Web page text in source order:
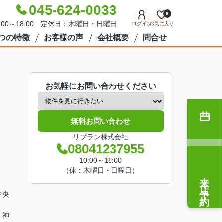
045-624-0033
～18:00 定休日：木曜日・日曜日 ログインお気に入り
0
の特徴 お客様の声 会社概要 問合せ
央
神
お気軽にお問い合わせください
無料お問い合わせ
リブラン株式会社
08041237955
10:00～18:00
（休：木曜日・日曜日）
来店予約